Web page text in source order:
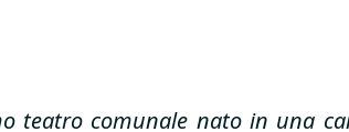
teatro comunale nato in una